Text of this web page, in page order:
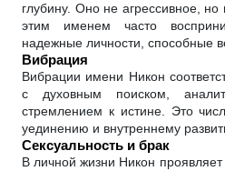
глубину. Оно не агрессивное,
этим именем часто
надежные личности, способные
Вибрация
Вибрации имени Никон
с духовным поиском,
стремлением к истине. Это
уединению и внутреннему
Сексуальность и брак
В личной жизни Никон проявляет